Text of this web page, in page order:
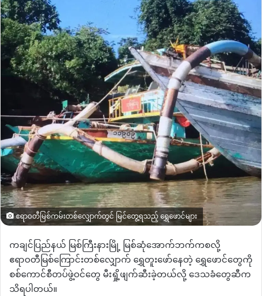
ဧရာဝတီမြစ်ကမ်းတစ်လျှောက်တွင် မြင်တွေ့ရသည့် ရွှေဖောင်များ
ကချင်ပြည်နယ် မြစ်ကြီးနားမြို့ မြစ်ဆုံအောက်ဘက်ကစလို့
ဧရာဝတီမြစ်ကြောင်းတစ်လျှောက် ရွှေတူးဖော်နေတဲ့ ရွှေဖောင်တွေကို
စစ်ကောင်စီတပ်ဖွဲ့ဝင်တွေ မီးရှို့ဖျက်ဆီးခဲ့တယ်လို့ ဒေသခံတွေဆီက
သိရပါတယ်။